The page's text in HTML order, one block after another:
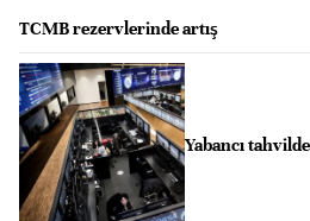
TCMB rezervlerinde artış
Yabancı